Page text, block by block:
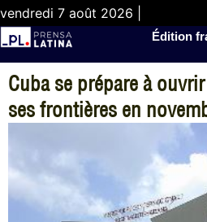
vendredi 7 août 2026 |
Édition
Cuba se prépare à
ses frontières en